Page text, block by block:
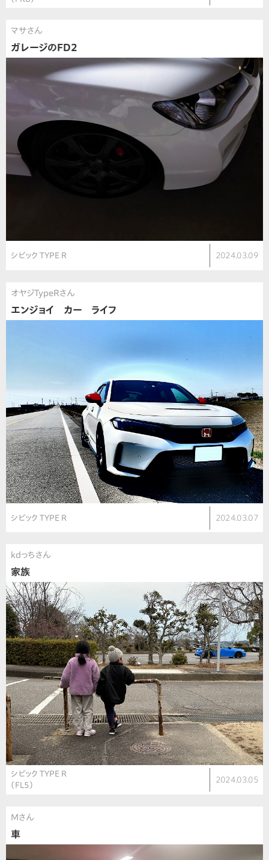
マサさん
ガレージのFD2
シビック TYPE R 2024.03.09
オヤジTypeRさん
エンジョイ カー ライフ
シビック TYPE R 2024.03.07
kdっちさん
家族
シビック TYPE R
（FL5）
2024.03.05
Mさん
車